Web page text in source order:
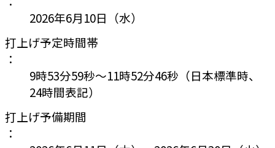
2026年6月10日（水）
打上げ予定時間帯
：
9時53分59秒～11時52分46秒（日本標準時、
24時間表記）
打上げ予備期間
：